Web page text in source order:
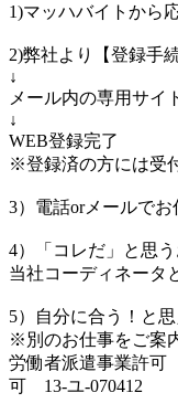
1)マッハバイトから
2)弊社より【登録手
↓
メール内の専用サイ
↓
WEB登録完了
※登録済の方には受
3）電話orメールでお
4）「コレだ」と思う
当社コーディネータ
5）自分に合う！と
※別のお仕事をご案
労働者派遣事業許可
可 13-ユ-070412